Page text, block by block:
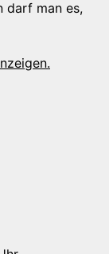
darf man es,